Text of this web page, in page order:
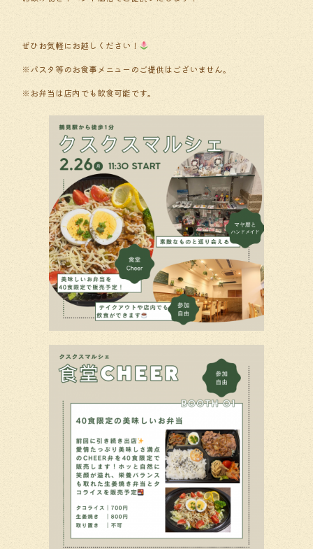
ぜひお気軽にお越しください！
※パスタ等のお食事メニューのご提供はございません。
※お弁当は店内でも飲食可能です。